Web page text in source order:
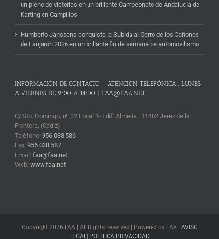
un pleno de victorias en un brillante Campeonato de Andalucía de
Karting en Campillos
Humberto Janssens conquista la Subida al Cerro de los Cañones
de Lanjarón 2026 en un brillante fin de semana de automovilismo
INFORMACIÓN DE CONTACTO – ATENCIÓN TELEFÓNICA : LUNES
A VIERNES DE 9:00 A 14:00 | FAA@FAA.NET
C/ Sto. Domingo, nº 22 Local 1- Edif. Almería , 11402 Jerez de la
Frontera, (Cádiz)
Teléfono: 956 038 586
Fax: 956 038 587
Email: faa@faa.net
Web: www.faa.net
Copyright 2026 FAA | All Rights Reserved | Powered by FAA | AVISO
LEGAL | POLITICA PRIVACIDAD